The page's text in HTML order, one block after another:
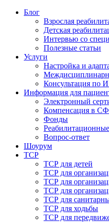
Блог
Взрослая
Детская
Интервью со
Полезные статьи
Услуги
Настройка и
Консультация по
Информация для
Электронный
Компенсация в
Фонды
Вопрос-ответ
Шоурум
ТСР
ТСР для детей
ТСР для
ТСР для
ТСР для
ТСР для
ТСР для ходьбы
ТСР для